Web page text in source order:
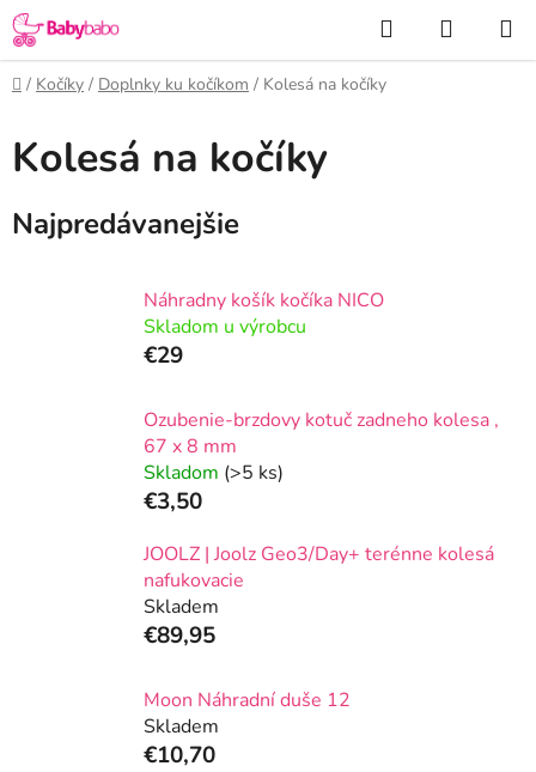
Prejsť
na
obsah
Hľadať
KOŠÍK
Domov
/ Kočíky / Doplnky ku kočíkom / Kolesá na kočíky
Kolesá na kočíky
Najpredávanejšie
Náhradny košík kočíka NICO
Skladom u výrobcu
€29
Ozubenie-brzdovy kotuč zadneho kolesa ,
67 x 8 mm
Skladom (>5 ks)
€3,50
JOOLZ | Joolz Geo3/Day+ terénne kolesá
nafukovacie
Skladem
€89,95
Moon Náhradní duše 12
Skladem
€10,70